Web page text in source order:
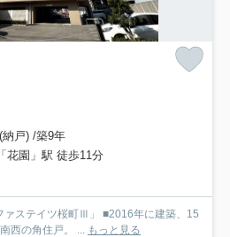
戸) /築9年
花園」駅 徒歩11分
町Ⅲ」 ■2016年に建築、15
階建マンションの15階部分、南西の角住戸。 ... もっと見る